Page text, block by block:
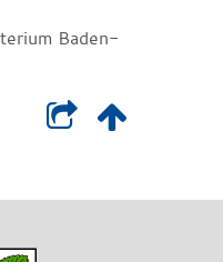
Baden-